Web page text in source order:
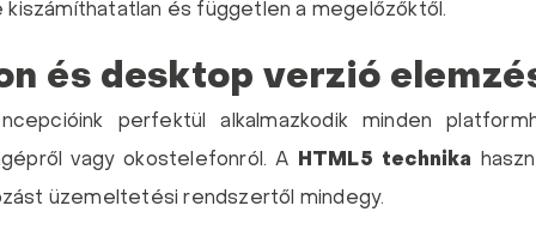
és független a megelőzőktől.
és desktop verzió
perfektül alkalmazkodik minden
vagy okostelefonról. A
HTML5 technika
üzemeltetési rendszertől mindegy.